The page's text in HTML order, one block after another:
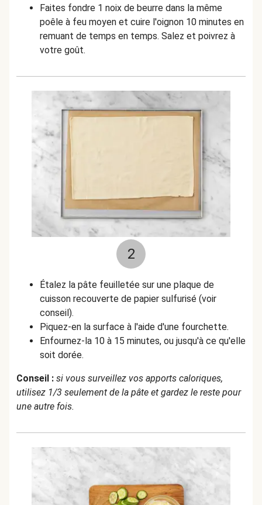
Faites fondre 1 noix de beurre dans la même
poêle à feu moyen et cuire l'oignon 10 minutes en
remuant de temps en temps. Salez et poivrez à
votre goût.
2
Étalez la pâte feuilletée sur une plaque de
cuisson recouverte de papier sulfurisé (voir
conseil).
Piquez-en la surface à l'aide d'une fourchette.
Enfournez-la 10 à 15 minutes, ou jusqu'à ce qu'elle
soit dorée.
Conseil : si vous surveillez vos apports caloriques,
utilisez 1/3 seulement de la pâte et gardez le reste pour
une autre fois.